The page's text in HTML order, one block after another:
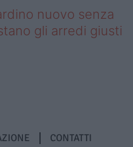
nuovo senza
gli arredi giusti
CONTATTI